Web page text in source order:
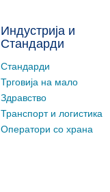
Индустрија и
Стандарди
Стандарди
Трговија на мало
Здравство
Транспорт и логистика
Оператори со храна